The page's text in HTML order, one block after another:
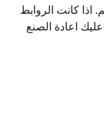
كانت الروابط
اعادة الصنع